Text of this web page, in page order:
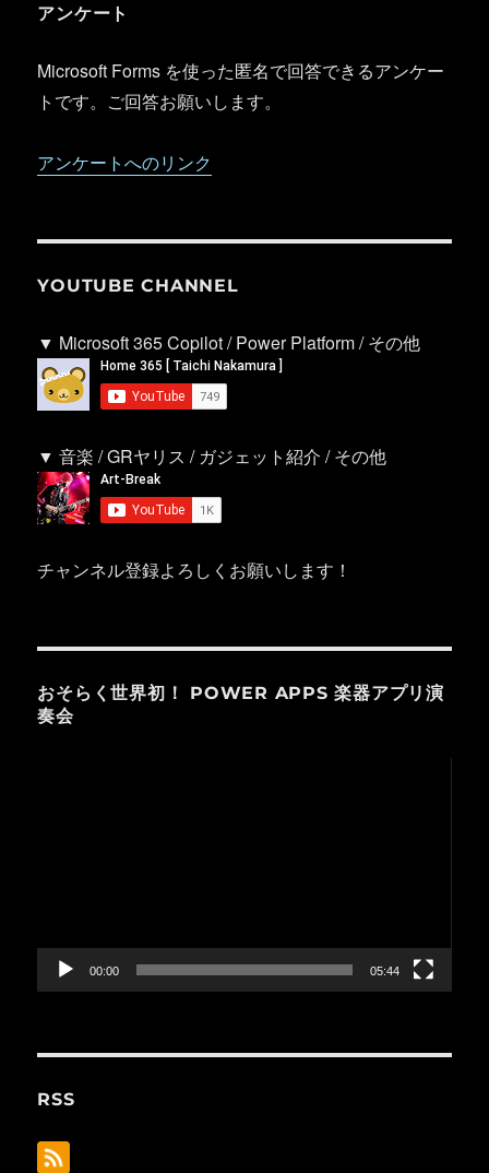
アンケート
Microsoft Forms を使った匿名で回答できるアンケー
トです。ご回答お願いします。
アンケートへのリンク
YOUTUBE CHANNEL
▼ Microsoft 365 Copilot / Power Platform / その他
▼ 音楽 / GRヤリス / ガジェット紹介 / その他
チャンネル登録よろしくお願いします！
おそらく世界初！ POWER APPS 楽器アプリ演
奏会
ー
00:00 05:44
RSS